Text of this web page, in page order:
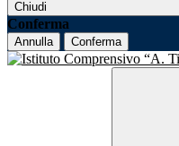
Chiudi
Conferma
Annulla Conferma